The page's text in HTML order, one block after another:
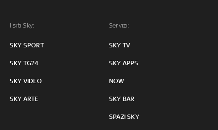
I siti Sky:
SKY SPORT
SKY TG24
SKY VIDEO
SKY ARTE
Servizi:
SKY TV
SKY APPS
NOW
SKY BAR
SPAZI SKY